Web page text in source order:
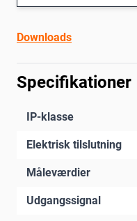
Downloads
Specifikationer
IP-klasse
Elektrisk tilslutning
Måleværdier
Udgangssignal